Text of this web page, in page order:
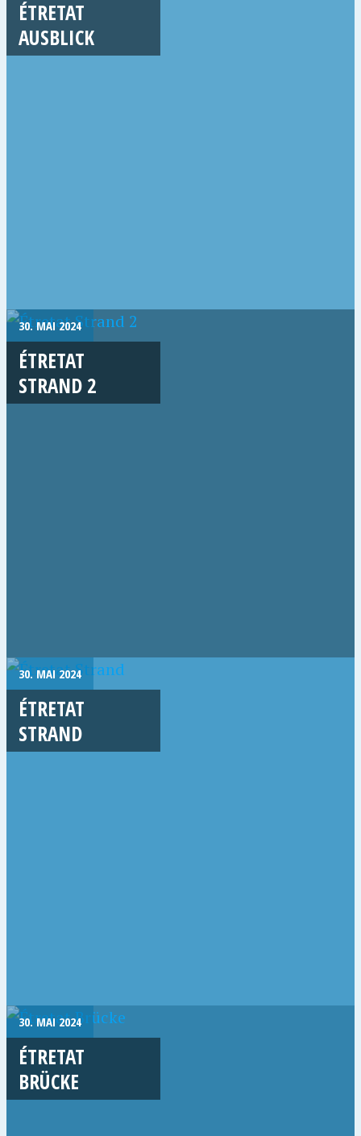
ÉTRETAT
AUSBLICK
30. MAI 2024
ÉTRETAT
STRAND 2
30. MAI 2024
ÉTRETAT
STRAND
30. MAI 2024
ÉTRETAT
BRÜCKE